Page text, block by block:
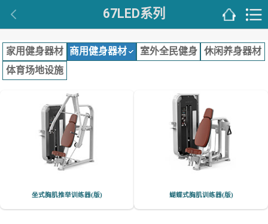
67LED系列
家用健身器材 商用健身器材 室外全民健身
休闲养身器材
体育场地设施
坐式胸肌推举训练器(版) 蝴蝶式胸肌训练器(版)